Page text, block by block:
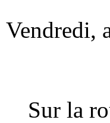
Vendredi,
Sur la